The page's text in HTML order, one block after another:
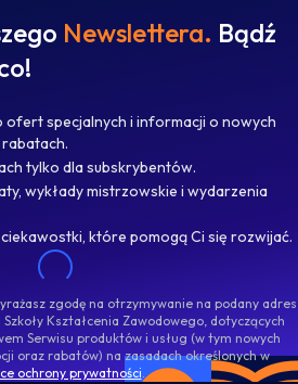
Newslettera. Bądź
ofert specjalnych i informacji o nowych
tylko dla subskrybentów.
wykłady mistrzowskie i wydarzenia
które pomogą Ci się rozwijać.
zgodę na otrzymywanie na podany adres
Kształcenia Zawodowego, dotyczących
Serwisu produktów i usług (w tym nowych
oraz rabatów) na zasadach określonych w
ochrony prywatności.